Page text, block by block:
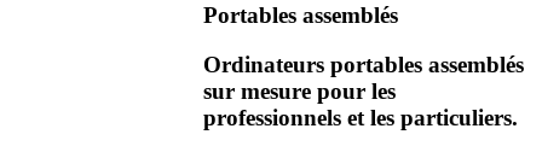
Portables assemblés
Ordinateurs portables assemblés
sur mesure pour les
professionnels et les particuliers.